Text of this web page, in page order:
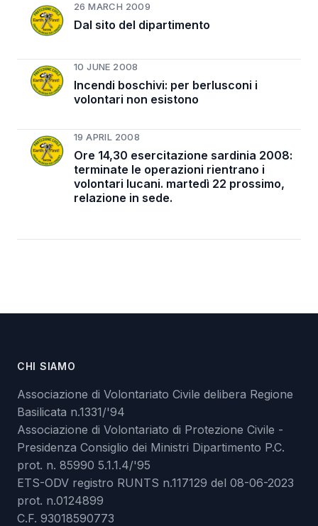
26 MARCH 2009
Dal sito del dipartimento
10 JUNE 2008
Incendi boschivi: per berlusconi i
volontari non esistono
19 APRIL 2008
Ore 14,30 esercitazione sardinia 2008:
terminate le operazioni rientrano i
volontari lucani. martedì 22 prossimo,
relazione in sede.
CHI SIAMO
Associazione di Volontariato Civile delibera Regione
Basilicata n.1331/'94
Associazione di Volontariato di Protezione Civile -
Presidenza Consiglio dei Ministri Dipartimento P.C.
prot. n. 85990 5.1.1.4/'95
ETS-ODV registro RUNTS n.117129 del 08-06-2023
prot. n.0124899
C.F. 93018590773